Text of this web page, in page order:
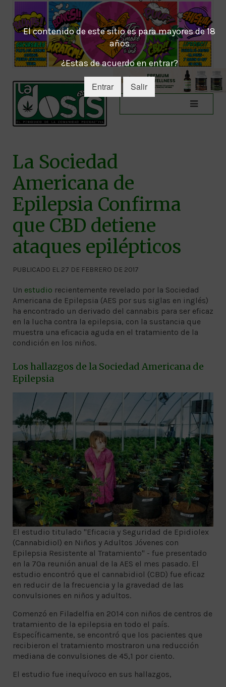
El contenido de este sitio es para mayores de 18
años
¿Estas de acuerdo en entrar?
Entrar Salir
La Sociedad
Americana de
Epilepsia Confirma
que CBD detiene
ataques epilépticos
PUBLICADO EL 27 DE FEBRERO DE 2017
Un estudio recientemente revelado por la Sociedad
Americana de Epilepsia (AES por sus siglas en inglés)
ha encontrado un derivado del cannabis para ser eficaz
en la lucha contra la epilepsia, con la sustancia que
muestra una eficacia aguda en el tratamiento de la
condición en los niños.
Los hallazgos de la Sociedad Americana de
Epilepsia
El estudio titulado "Eficacia y Seguridad de Epidiolex
(Cannabidiol) en Niños y Adultos Jóvenes con
Epilepsia Resistente al Tratamiento" - fue presentado
en la 70a reunión anual de la AES el mes pasado. El
estudio encontró que el cannabidiol (CBD) fue eficaz
en reducir de la frecuencia y la gravedad de las
convulsiones en niños y adultos.
Comenzó en Filadelfia en 2014 con niños de centros de
tratamiento de la epilepsia en todo el país.
Específicamente, se encontró que los pacientes que
recibieron el tratamiento mostraron una reducción
mediana de convulsiones de 45,1 por ciento.
El estudio fue inequívoco en sus hallazgos,